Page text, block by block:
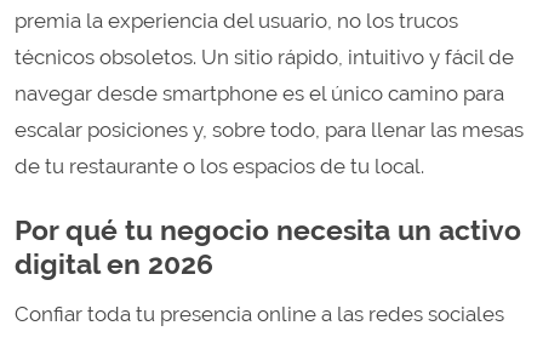
premia la experiencia del usuario, no los trucos
técnicos obsoletos. Un sitio rápido, intuitivo y fácil de
navegar desde smartphone es el único camino para
escalar posiciones y, sobre todo, para llenar las mesas
de tu restaurante o los espacios de tu local.
Por qué tu negocio necesita un activo
digital en 2026
Confiar toda tu presencia online a las redes sociales